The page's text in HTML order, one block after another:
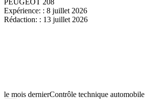
Expérience: : 8 juillet 2026
Rédaction: : 13 juillet 2026
le mois dernierContrôle technique automobile